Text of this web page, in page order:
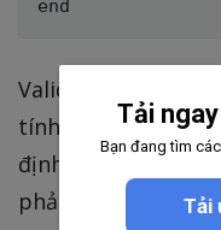
Validation này
tính là một giá trí
định nghĩa. Như ví
phải có kích thước
Tải
Bạn đang tìm
Tải